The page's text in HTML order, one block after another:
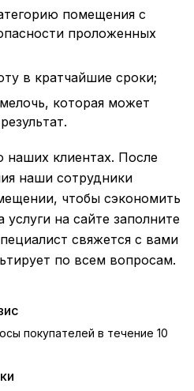
помещения с
проложенных
в кратчайшие сроки;
которая может
наших клиентах. После
наши сотрудники
чтобы сэкономить
на сайте заполните
свяжется с вами
по всем вопросам.
покупателей в течение 10